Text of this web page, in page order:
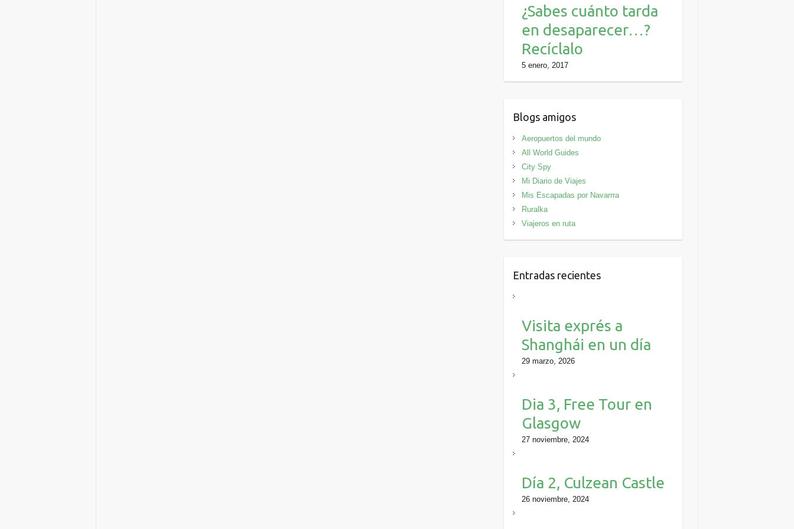
¿Sabes cuánto tarda
en desaparecer…?
Recíclalo
5 enero, 2017
Blogs amigos
Aeropuertos del mundo
All World Guides
City Spy
Mi Diario de Viajes
Mis Escapadas por Navarrra
Ruralka
Viajeros en ruta
Entradas recientes
Visita exprés a
Shanghái en un día
29 marzo, 2026
Dia 3, Free Tour en
Glasgow
27 noviembre, 2024
Día 2, Culzean Castle
26 noviembre, 2024